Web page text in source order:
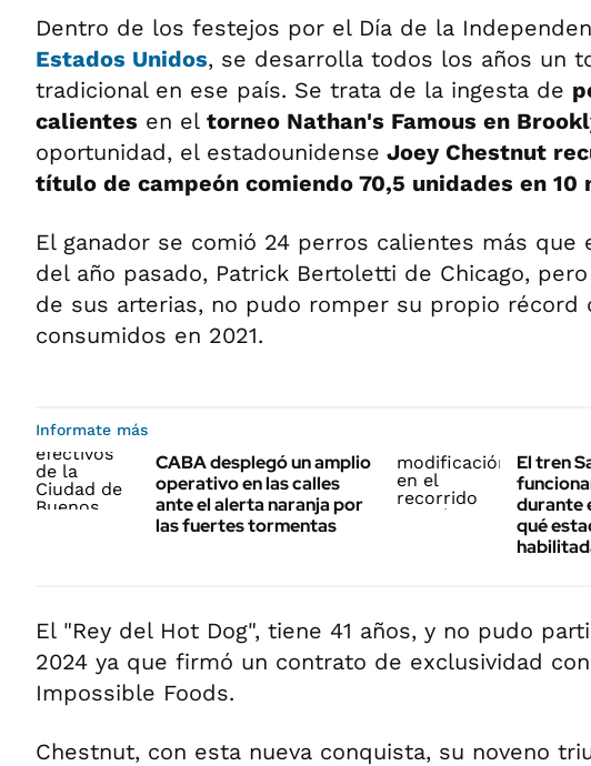
Dentro de los festejos por el Día de la
Estados Unidos, se desarrolla todos los años un
tradicional en ese país. Se trata de la ingesta de
calientes en el torneo Nathan's Famous en
oportunidad, el estadounidense Joey Chestnut
título de campeón comiendo 70,5 unidades en 10
El ganador se comió 24 perros calientes más que
del año pasado, Patrick Bertoletti de Chicago,
de sus arterias, no pudo romper su propio récord
consumidos en 2021.
Informate más
CABA desplegó un amplio
operativo en las calles
ante el alerta naranja por
las fuertes tormentas
El tren
durante
qué
El "Rey del Hot Dog", tiene 41 años, y no pudo
2024 ya que firmó un contrato de exclusividad
Impossible Foods.
Chestnut, con esta nueva conquista, su noveno